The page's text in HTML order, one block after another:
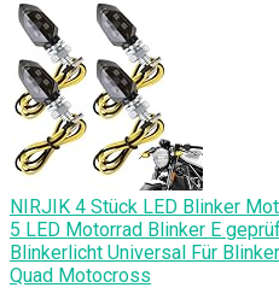
NIRJIK 4 Stück LED Blinker
5 LED Motorrad Blinker E
Blinkerlicht Universal Für
Quad Motocross